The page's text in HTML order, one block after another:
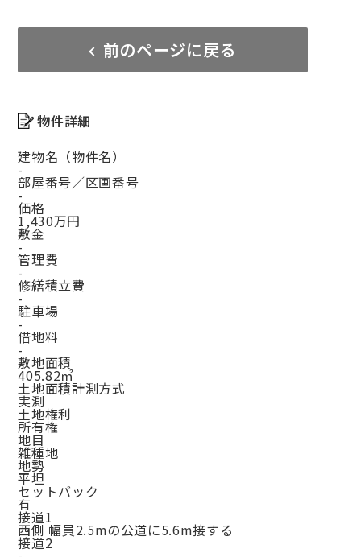
前のページに戻る
物件詳細
建物名（物件名）
-
部屋番号／区画番号
-
価格
1,430万円
敷金
-
管理費
-
修繕積立費
-
駐車場
-
借地料
-
敷地面積
405.82㎡
土地面積計測方式
実測
土地権利
所有権
地目
雑種地
地勢
平坦
セットバック
有
接道1
西側 幅員2.5mの公道に5.6m接する
接道2